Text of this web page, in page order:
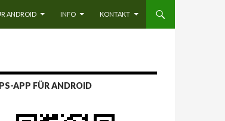
ANDROID INFO KONTAKT
APP FÜR ANDROID